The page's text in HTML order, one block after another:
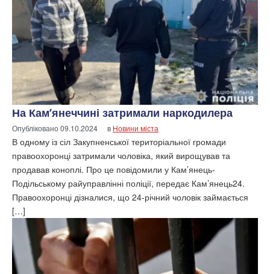
На Кам’янеччині затримали наркодилера
Опубліковано09.10.2024 в Новини міста
В одному із сіл Закупненської територіальної громади
правоохоронці затримали чоловіка, який вирощував та
продавав коноплі. Про це повідомили у Кам’янець-
Подільському райуправлінні поліції, передає Кам’янець24.
Правоохоронці дізналися, що 24-річний чоловік займається
[…]